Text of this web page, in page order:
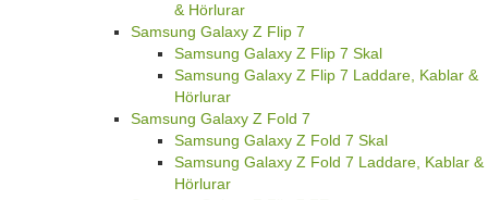
& Hörlurar
Samsung Galaxy Z Flip 7
Samsung Galaxy Z Flip 7 Skal
Samsung Galaxy Z Flip 7 Laddare, Kablar &
Hörlurar
Samsung Galaxy Z Fold 7
Samsung Galaxy Z Fold 7 Skal
Samsung Galaxy Z Fold 7 Laddare, Kablar &
Hörlurar